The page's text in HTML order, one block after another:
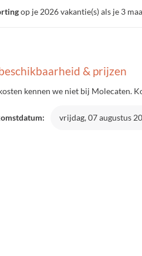
op je 2026 vakantie(s) als je 3
& prijzen
kennen we niet bij Molecaten.
vrijdag, 07 augustus